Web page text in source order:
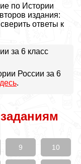
по Истории
издания:
ответы к
за 6 класс
России за 6
.
9 10